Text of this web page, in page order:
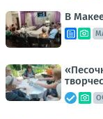
В